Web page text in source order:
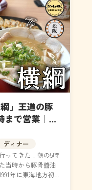
」王道の豚
まで営業｜メ
ディナー
ってきた！朝の5時
当時から豚骨醬油
年に東海地方初上
に満を持...